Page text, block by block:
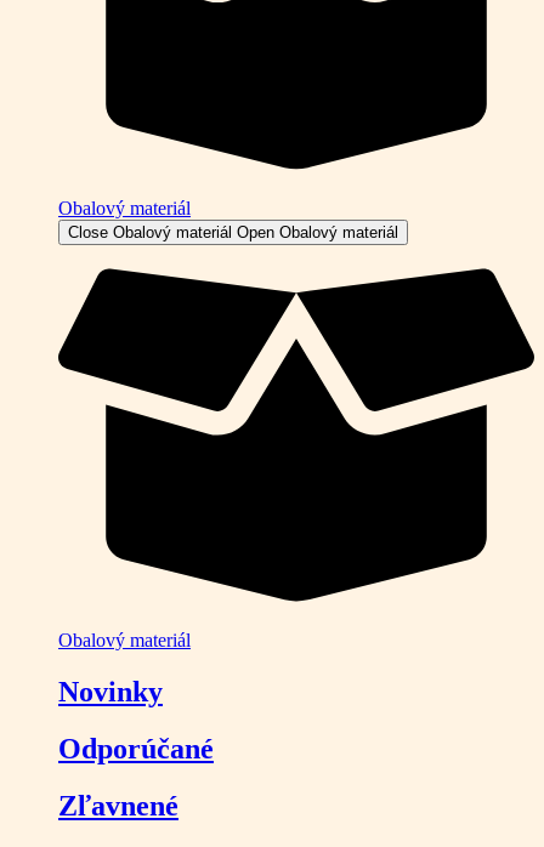
Obalový materiál
Close Obalový materiál Open Obalový materiál
Obalový materiál
Novinky
Odporúčané
Zľavnené